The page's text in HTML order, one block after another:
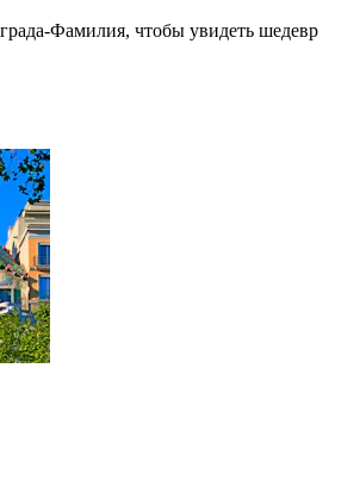
Фамилия, чтобы увидеть шедевр